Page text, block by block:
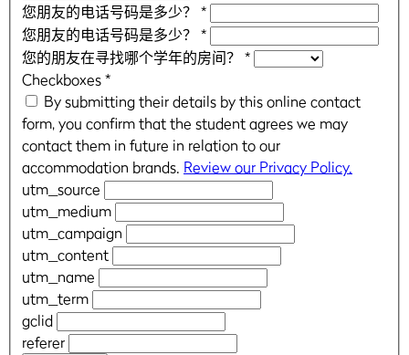
您朋友的电话号码是多少？ *
您朋友的电话号码是多少？ *
您的朋友在寻找哪个学年的房间？ *
Checkboxes*
By submitting their details by this online contact
form, you confirm that the student agrees we may
contact them in future in relation to our
accommodation brands. Review our Privacy Policy.
utm_source
utm_medium
utm_campaign
utm_content
utm_name
utm_term
gclid
referer